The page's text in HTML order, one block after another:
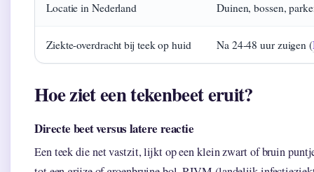
Locatie in Nederland Duinen, bossen,
Ziekte-overdracht bij teek op huid Na 24-48 uur zuigen (
Hoe ziet een tekenbeet eruit?
Directe beet versus latere reactie
Een teek die net vastzit, lijkt op een klein zwart of bruin